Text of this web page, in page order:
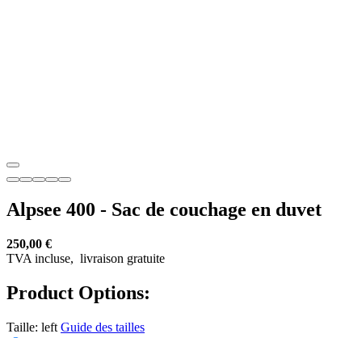
Alpsee 400 - Sac de couchage en duvet
250,00 €
TVA incluse, livraison gratuite
Product Options:
Taille: left Guide des tailles